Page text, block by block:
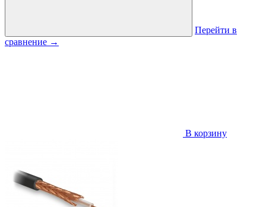
Перейти в
сравнение →
В корзину